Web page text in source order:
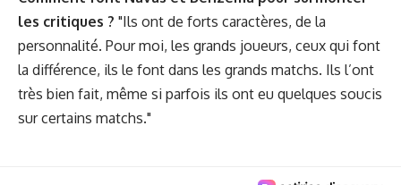
les critiques ? "Ils ont de forts caractères, de la
personnalité. Pour moi, les grands joueurs, ceux qui font
la différence, ils le font dans les grands matchs. Ils l’ont
très bien fait, même si parfois ils ont eu quelques soucis
sur certains matchs."